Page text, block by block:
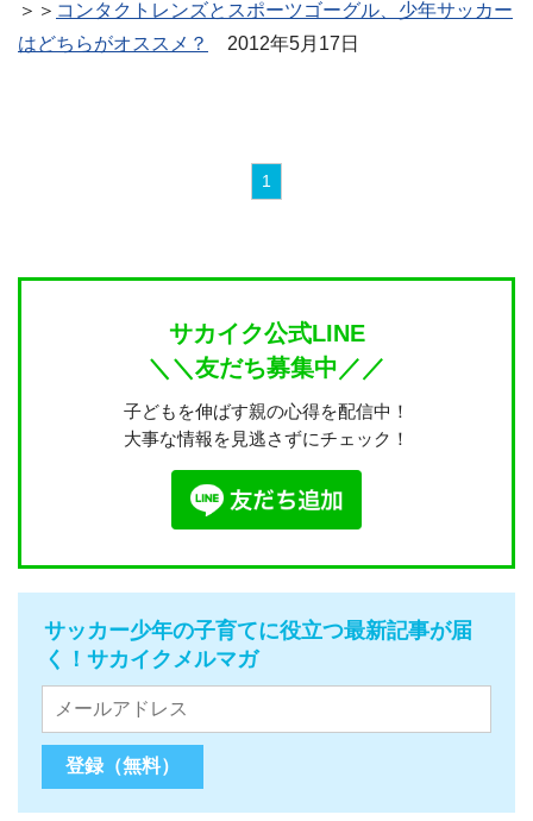
＞＞ コンタクトレンズとスポーツゴーグル、少年サッカー
はどちらがオススメ？
2012年5月17日
1
サカイク公式LINE
＼＼友だち募集中／／
子どもを伸ばす親の心得を配信中！
大事な情報を見逃さずにチェック！
サッカー少年の子育てに役立つ最新記事が届
く！サカイクメルマガ